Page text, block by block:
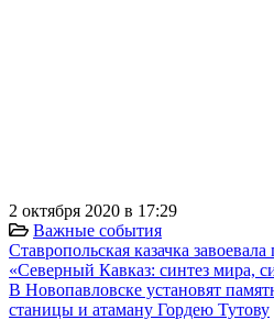
2 октября 2020 в 17:29
Важные события
Ставропольская казачка
«Северный Кавказ: синтез мира,
В Новопавловске установят
станицы и атаману Гордею Тутову